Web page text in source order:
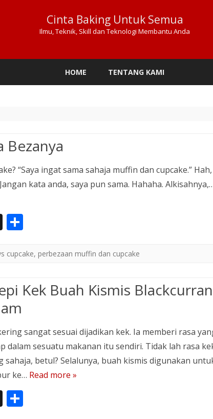
Cinta Baking Untuk Semua
Ilmu, Teknik, Skill dan Teknologi Membantu Anda
to
HOME TENTANG KAMI
Bezanya
“Saya ingat sama sahaja muffin dan cupcake.” Hah,
kata anda, saya pun sama. Hahaha.
In
a
a
p
er
ar
cupcake, perbezaan muffin dan cupcake
Kek Buah Kismis
sangat sesuai dijadikan kek. Ia memberi rasa
dalam sesuatu makanan itu sendiri. Tidak lah rasa
sahaja, betul? Selalunya, buah kismis digunakan
ke… Read more »
In